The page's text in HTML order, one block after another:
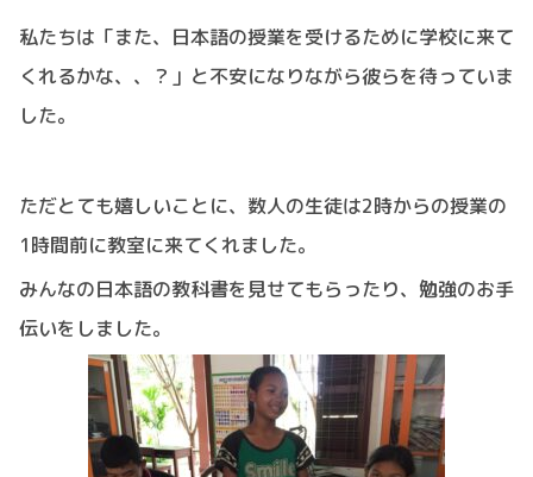
私たちは「また、日本語の授業を受けるために学校に来て
くれるかな、、？」と不安になりながら彼らを待っていま
した。
ただとても嬉しいことに、数人の生徒は2時からの授業の
1時間前に教室に来てくれました。
みんなの日本語の教科書を見せてもらったり、勉強のお手
伝いをしました。